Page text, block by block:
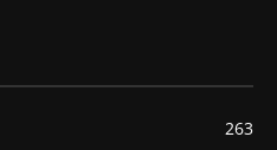
263